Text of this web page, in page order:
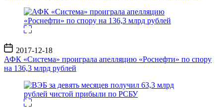
Дата
записи
2017-12-18
АФК «Система» проиграла апелляцию «Роснефти» по спору
на 136,3 млрд рублей